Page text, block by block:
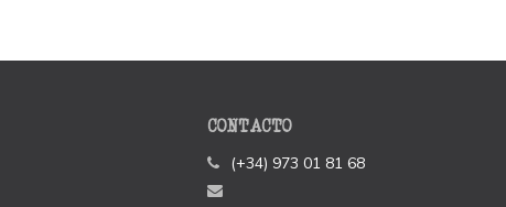
CONTACTO
(+34) 973 01 81 68